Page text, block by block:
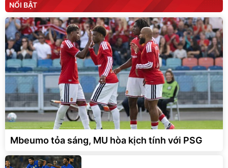
NỔI BẬT
Mbeumo tỏa sáng, MU hòa kịch tính với PSG